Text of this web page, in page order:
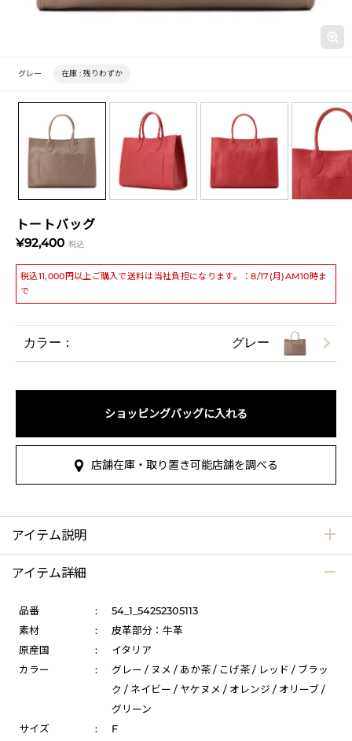
トートバッグ
¥92,400 税込
税込11,000円以上ご購入で送料は当社負担になります。：8/17(月)AM10時ま
で
グレー 在庫 : 残りわずか
カラー： グレー
ショッピングバッグに入れる
店舗在庫・取り置き可能店舗を調べる
アイテム説明
アイテム詳細
品番 :
54_1_54252305113
素材
:
皮革部分：牛革
原産国
:
イタリア
カラー
:
グレー / ヌメ / あか茶 / こげ茶 / レッド / ブラッ
ク / ネイビー / ヤケヌメ / オレンジ / オリーブ /
グリーン
サイズ
:
F